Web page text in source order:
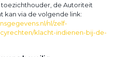
de Autoriteit
kan via de volgende link:
nl/zelf-
klacht-indienen-bij-de-